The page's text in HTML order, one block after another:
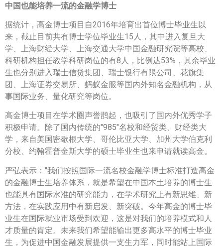
中国也能培养一流的金融学博士
据统计，高金博士项目自2016年培育出首位博士毕业生以
来，截止目前共有博士学位毕业生15人，其中进入复旦大
学、上海财经大学、上海交通大学中国金融研究院等高校、
科研机构担任教学科研岗位的有8人，比例达53%，其余毕业
生也分别进入瑞士信贷集团、瑞士银行有限公司、花旗集
团、上海证券交易所、蚂蚁金服等国内外知名金融机构，从
事国际业务、量化研究等岗位。
高金博士项目在学术圈声誉鹊起，也吸引了国内外优秀学子
积极申请。除了国内传统的"985"名校和经贸类、财经类大
学，来自美国密歇根大学、哥伦比亚大学、加州大学伯克利
分校、约翰霍普金斯大学的硕士毕业生也来申请就读高金。
严弘表示："我们按照国际一流名校金融学博士标准打造高金
的金融博士生培养体系，就是希望在中国本土培养的博士生
也能具有国际水准的研究能力，在学术研究上有新思维、新
方法，在实践应用中有新启发、新突破。今年高金的博士毕
业生在国际就业市场受到欢迎，这是对我们的培养模式和人
才质量的肯定。未来我们希望能输出更多高水平的博士毕业
生，为促进中国金融发展提供一支生力军，同时能站上国际